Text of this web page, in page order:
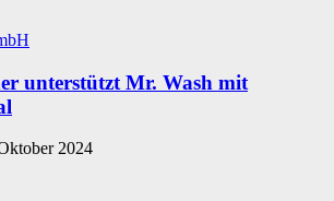
unterstützt Mr. Wash mit
2024